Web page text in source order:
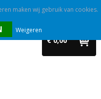
€ 0,00
maken wij gebruik van cookies.
Weigeren